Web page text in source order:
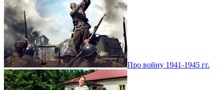
Про войну 1941-1945 гг.